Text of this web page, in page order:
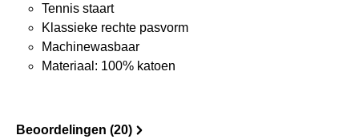
Tennis staart
Klassieke rechte pasvorm
Machinewasbaar
Materiaal: 100% katoen
Beoordelingen (20)